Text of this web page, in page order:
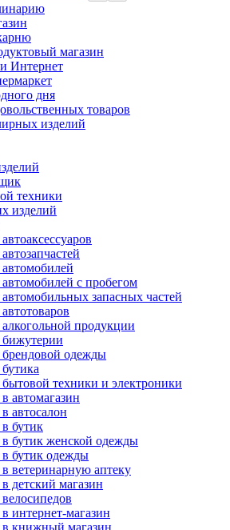
магазин
Интернет
дня
товаров
изделий
техники
изделий
автомобилей
автомобилей с пробегом
автомобильных запасных частей
алкогольной продукции
бижутерии
брендовой одежды
бытовой техники и электроники
автомагазин
автосалон
в бутик
в бутик женской одежды
в бутик одежды
в ветеринарную аптеку
детский магазин
интернет-магазин
в книжный магазин